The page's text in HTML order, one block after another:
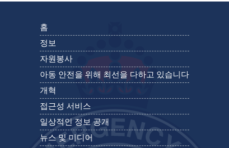
홈
정보
자원봉사
아동 안전을 위해 최선을 다하고 있습니다
개혁
접근성 서비스
일상적인 정보 공개
뉴스 및 미디어